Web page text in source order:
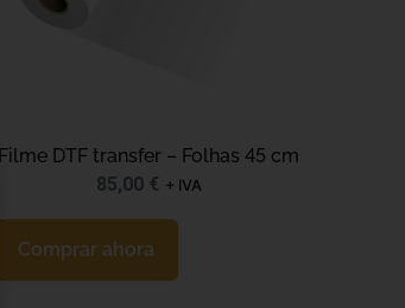
Filme DTF transfer – Folhas 45 cm
85,00 € + IVA
Comprar ahora